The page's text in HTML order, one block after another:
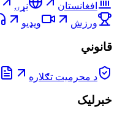
افغانستان نړۍ
ورزش
ویډیو
قانوني
د محرمیت تګلاره
خبرلیک